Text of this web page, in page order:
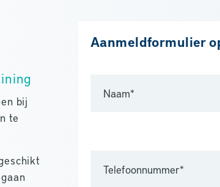
bij
te
Aanmeldformulier